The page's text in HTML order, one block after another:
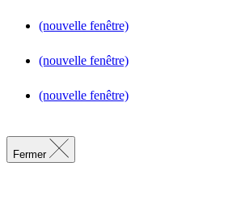
(nouvelle fenêtre)
(nouvelle fenêtre)
(nouvelle fenêtre)
Fermer